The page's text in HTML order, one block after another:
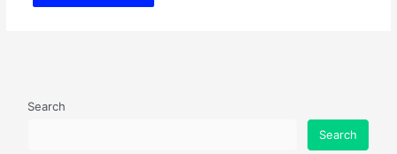
Search
Search